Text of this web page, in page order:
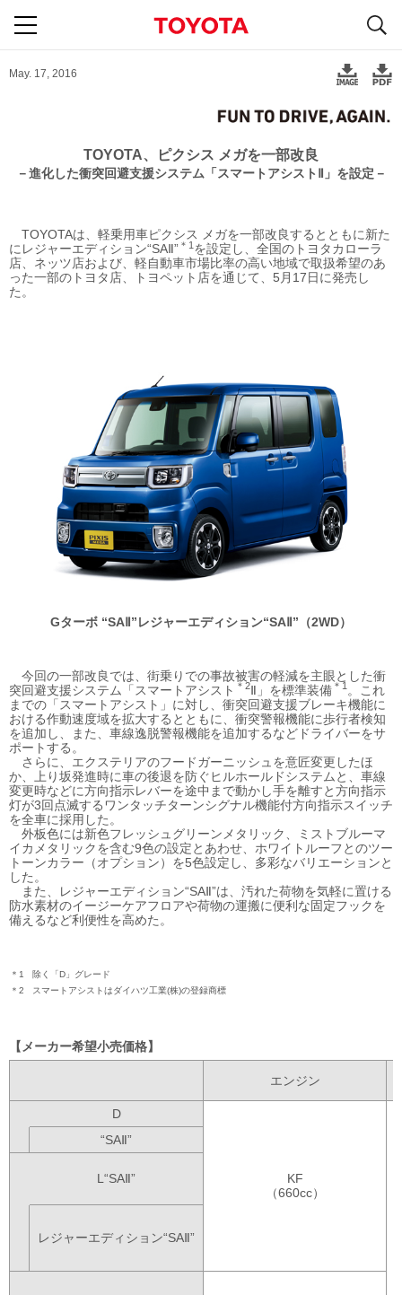
May. 17, 2016
TOYOTA、ピクシス メガを一部改良
－進化した衝突回避支援システム 「スマートアシストⅡ」を設定－
TOYOTAは、軽乗用車ピクシス メガを一部改良するとともに新た
にレジャーエディション“SAⅡ” ＊1 を設定し、全国のトヨタカローラ
店、ネッツ店および、軽自動車市場比率の高い地域で取扱希望のあ
った一部のトヨタ店、トヨペット店を通じて、5月17日に発売し
た。
Gターボ “SAⅡ”レジャーエディション“SAⅡ” （2WD）
今回の一部改良では、街乗りでの事故被害の軽減を主眼とした衝
突回避支援システム「スマートアシスト ＊2Ⅱ」を標準装備 ＊1 。これ
までの「スマートアシスト」に対し、衝突回避支援ブレーキ機能に
おける作動速度域を拡大するとともに、衝突警報機能に歩行者検知
を追加し、また、車線逸脱警報機能を追加するなどドライバーをサ
ポートする。
さらに、エクステリアのフードガーニッシュを意匠変更したほ
か、上り坂発進時に車の後退を防ぐヒルホールドシステムと、車線
変更時などに方向指示レバーを途中まで動かし手を離すと方向指示
灯が3回点滅するワンタッチターンシグナル機能付方向指示スイッチ
を全車に採用した。
外板色には新色フレッシュグリーンメタリック、ミストブルーマ
イカメタリックを含む9色の設定とあわせ、ホワイトルーフとのツー
トーンカラー（オプション）を5色設定し、多彩なバリエーションと
した。
また、レジャーエディション“SAⅡ”は、汚れた荷物を気軽に置ける
防水素材のイージーケアフロアや荷物の運搬に便利な固定フックを
備えるなど利便性を高めた。
＊1
除く「D」グレード
＊2
スマートアシストはダイハツ工業(株)の登録商標
メーカー希望小売価格
エンジン
D
KF
（660cc）
“SAⅡ”
L“SAⅡ”
レジャーエディション“SAⅡ”